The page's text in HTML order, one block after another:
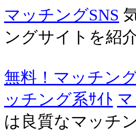
マッチングSNS
ングサイトを紹
無料！マッチン
ッチング系ｻｲﾄ
は良質なマッチ